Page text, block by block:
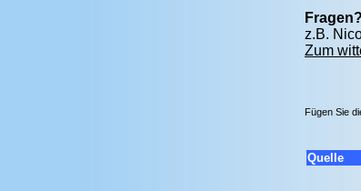
z.B.
Zum
Fügen Sie
Quelle